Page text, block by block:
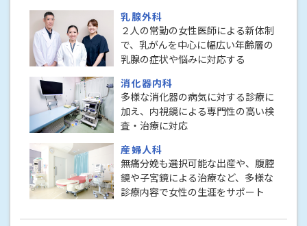
乳腺外科
２人の常勤の女性医師による新体制
で、乳がんを中心に幅広い年齢層の
乳腺の症状や悩みに対応する
消化器内科
多様な消化器の病気に対する診療に
加え、内視鏡による専門性の高い検
査・治療に対応
産婦人科
無痛分娩も選択可能な出産や、腹腔
鏡や子宮鏡による治療など、多様な
診療内容で女性の生涯をサポート